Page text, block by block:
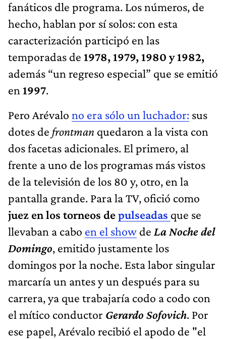
fanáticos dle programa. Los números, de
hecho, hablan por sí solos: con esta
caracterización participó en las
temporadas de 1978, 1979, 1980 y 1982,
además “un regreso especial” que se emitió
en 1997.
Pero Arévalo no era sólo un luchador: sus
dotes de frontman quedaron a la vista con
dos facetas adicionales. El primero, al
frente a uno de los programas más vistos
de la televisión de los 80 y, otro, en la
pantalla grande. Para la TV, ofició como
juez en los torneos depulseadas que se
llevaban a cabo en el show de La Noche del
Domingo, emitido justamente los
domingos por la noche. Esta labor singular
marcaría un antes y un después para su
carrera, ya que trabajaría codo a codo con
el mítico conductor Gerardo Sofovich. Por
ese papel, Arévalo recibió el apodo de "el